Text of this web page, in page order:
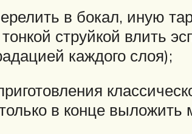
в бокал, иную
струйкой влить
каждого слоя);
в конце выложить